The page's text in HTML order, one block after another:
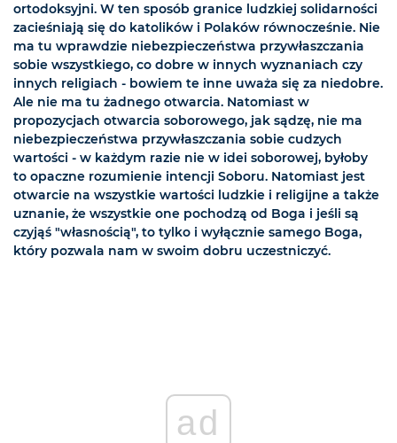
ortodoksyjni. W ten sposób granice ludzkiej solidarności
zacieśniają się do katolików i Polaków równocześnie. Nie
ma tu wprawdzie niebezpieczeństwa przywłaszczania
sobie wszystkiego, co dobre w innych wyznaniach czy
innych religiach - bowiem te inne uważa się za niedobre.
Ale nie ma tu żadnego otwarcia. Natomiast w
propozycjach otwarcia soborowego, jak sądzę, nie ma
niebezpieczeństwa przywłaszczania sobie cudzych
wartości - w każdym razie nie w idei soborowej, byłoby
to opaczne rozumienie intencji Soboru. Natomiast jest
otwarcie na wszystkie wartości ludzkie i religijne a także
uznanie, że wszystkie one pochodzą od Boga i jeśli są
czyjąś "własnością", to tylko i wyłącznie samego Boga,
który pozwala nam w swoim dobru uczestniczyć.
ad